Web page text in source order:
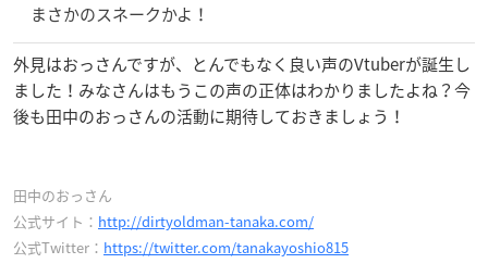
まさかのスネークかよ！
外見はおっさんですが、とんでもなく良い声のVtuberが誕生し
ました！みなさんはもうこの声の正体はわかりましたよね？今
後も田中のおっさんの活動に期待しておきましょう！
田中のおっさん
公式サイト： http://dirtyoldman-tanaka.com/
公式Twitter： https://twitter.com/tanakayoshio815